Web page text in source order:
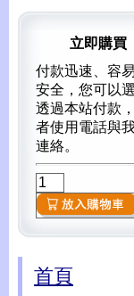
立即購買
付款迅速、容
安全，您可以
透過本站付款
者使用電話與
連絡。
首頁